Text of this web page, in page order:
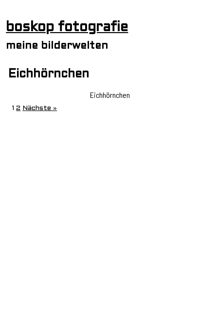
boskop fotografie
meine bilderwelten
Eichhörnchen
Eichhörnchen
1 2 Nächste »